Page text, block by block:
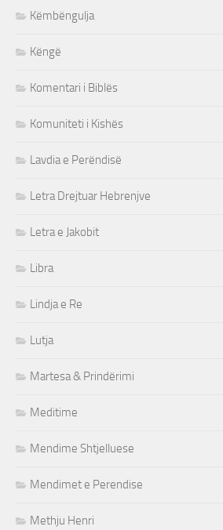
Këmbëngulja
Këngë
Komentari i Biblës
Komuniteti i Kishës
Lavdia e Perëndisë
Letra Drejtuar Hebrenjve
Letra e Jakobit
Libra
Lindja e Re
Lutja
Martesa & Prindërimi
Meditime
Mendime Shtjelluese
Mendimet e Perendise
Methju Henri